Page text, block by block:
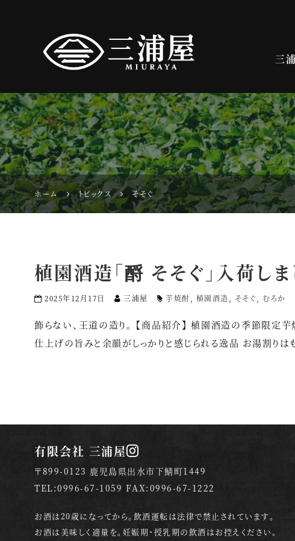
三
ホーム トピックス そそぐ
植園酒造「酹 そそぐ」入荷し
2025年12月17日 三浦屋 芋焼酎 植園酒造 そそぐ むろか
飾らない、王道の造り。 【商品紹介】 植園酒造の季節限定
仕上げの旨みと余韻がしっかりと感じられる逸品 お湯割りは
有限会社 三浦屋
〒899-0123 鹿児島県出水市下鯖町1449
TEL:0996-67-1059 FAX:0996-67-1222
お酒は20歳になってから。飲酒運転は法律で禁止されています。
お酒は美味しく適量を。妊娠期・授乳期の飲酒はお控えください。